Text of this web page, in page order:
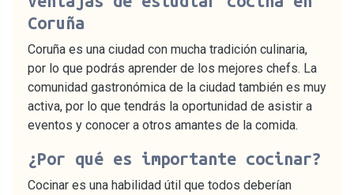
Coruña
Coruña es una ciudad con mucha tradición culinaria,
por lo que podrás aprender de los mejores chefs. La
comunidad gastronómica de la ciudad también es muy
activa, por lo que tendrás la oportunidad de asistir a
eventos y conocer a otros amantes de la comida.
¿Por qué es importante cocinar?
Cocinar es una habilidad útil que todos deberían